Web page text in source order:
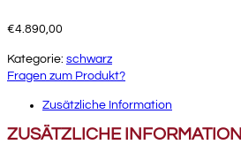
€4.890,00
Kategorie: schwarz
Fragen zum Produkt?
Zusätzliche Information
ZUSÄTZLICHE INFORMATION